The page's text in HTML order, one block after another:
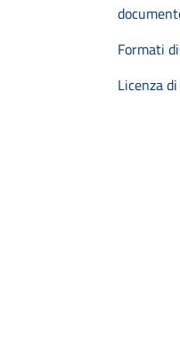
Formati
Licenza